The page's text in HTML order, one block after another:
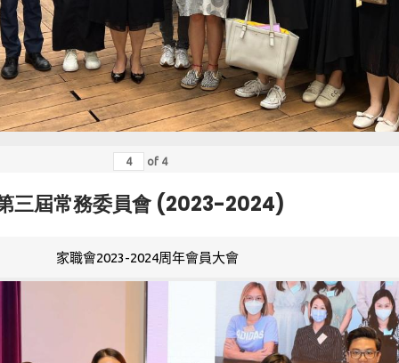
of 4
三屆常務委員會 (2023-2024)
家職會2023-2024周年會員大會